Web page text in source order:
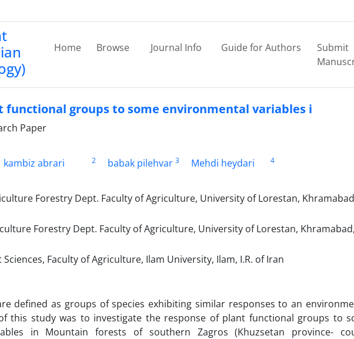
Home Browse Journal Info Guide for Authors
Submit
functional groups to some environmental variables i
Paper
kambiz abrari 2 babak pilehvar 3 Mehdi heydari
4
Forestry Dept. Faculty of Agriculture, University of Lorestan,
Forestry Dept. Faculty of Agriculture, University of Lorestan,
Faculty of Agriculture, Ilam University, Ilam, I.R. of Iran
defined as groups of species exhibiting similar responses to an
this study was to investigate the response of plant functional groups to
in Mountain forests of southern Zagros (Khuzsetan province-